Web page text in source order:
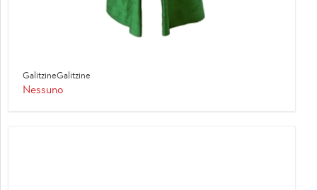
GalitzineGalitzine
Nessuno